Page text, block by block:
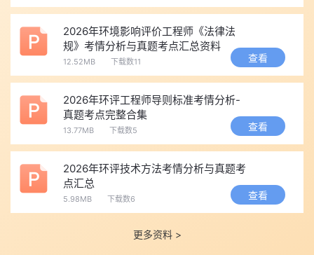
第二科目：环境影响评价技术导则与标准
该科目细部参数众多，与技术方法科目高度耦合，涵盖大气、
水、土壤、噪声等各要素的评价等级判定、监测布点原则、预测方
法选择等内容。考试时长2.5小时，满分120分，合格线72分。难度
2026年标准更新方面，环境空气质量标准、建筑施工噪声排放
标准、固体废物鉴别标准通则均已更新，同时新增核动力厂环境辐
射防护规定入考 。建议考生与技法同步复习，可节省约30%的重复
学习时间。
第三科目：环境影响评价技术方法
该科目公式、模型、预测计算占比较大，包括大气防护距离计
算、卫生防护距离计算、水环境容量估算、噪声叠加计算等。近年
2026年环境影响评价工程师《法律法
规》考情分析与真题考点汇总资料
12.52MB 下载数11 查看
2026年环评工程师导则标准考情分析-
真题考点完整合集
13.77MB 下载数5 查看
2026年环评技术方法考情分析与真题考
点汇总
5.98MB 下载数6 查看
更多资料 >